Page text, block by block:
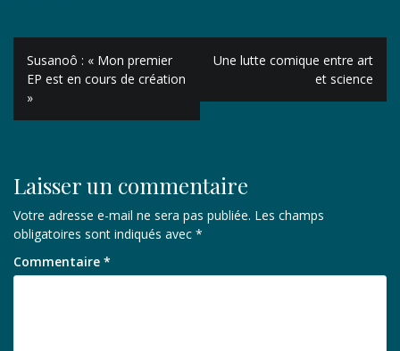
Navigation
de
l’article
Susanoô : « Mon premier
EP est en cours de création
»
Une lutte comique entre art
et science
Laisser un commentaire
Votre adresse e-mail ne sera pas publiée. Les champs
obligatoires sont indiqués avec *
Commentaire *